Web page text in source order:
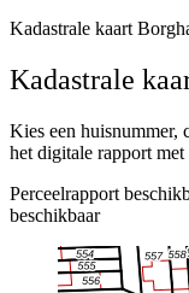
Kadastrale kaart
Kadastrale
Kies een huisnummer,
het digitale rapport
Perceelrapport
beschikbaar